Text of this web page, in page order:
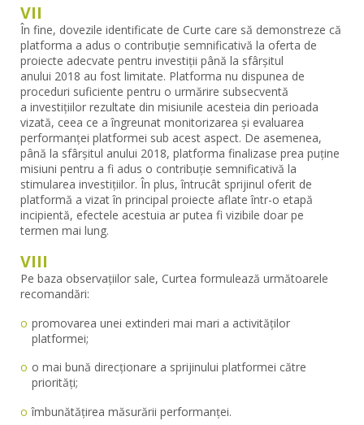
VII
În fine, dovezile identificate de Curte care să demonstreze că
platforma a adus o contribuție semnificativă la oferta de
proiecte adecvate pentru investiții până la sfârșitul
anului 2018 au fost limitate. Platforma nu dispunea de
proceduri suficiente pentru o urmărire subsecventă
a investițiilor rezultate din misiunile acesteia din perioada
vizată, ceea ce a îngreunat monitorizarea și evaluarea
performanței platformei sub acest aspect. De asemenea,
până la sfârșitul anului 2018, platforma finalizase prea puține
misiuni pentru a fi adus o contribuție semnificativă la
stimularea investițiilor. În plus, întrucât sprijinul oferit de
platformă a vizat în principal proiecte aflate într-o etapă
incipientă, efectele acestuia ar putea fi vizibile doar pe
termen mai lung.
VIII
Pe baza observațiilor sale, Curtea formulează următoarele
recomandări:
promovarea unei extinderi mai mari a activităților
platformei;
o mai bună direcționare a sprijinului platformei către
priorități;
îmbunătățirea măsurării performanței.